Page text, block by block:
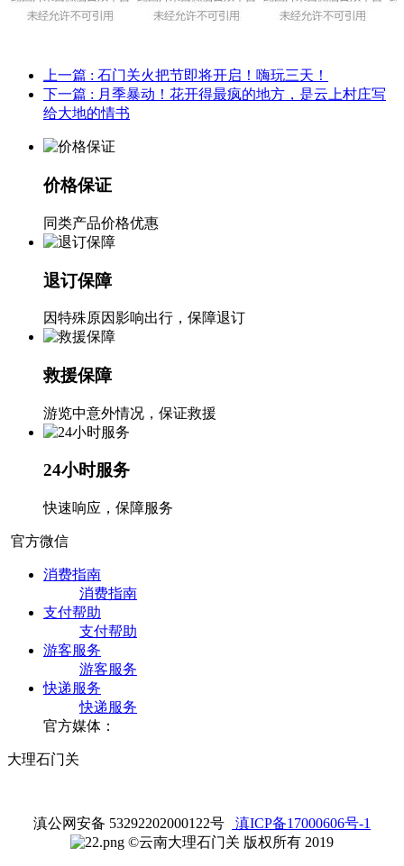
上一篇 : 石门关火把节即将开启！嗨玩三天！
下一篇 : 月季暴动！花开得最疯的地方，是云上村庄写
给大地的情书
价格保证
同类产品价格优惠
退订保障
因特殊原因影响出行，保障退订
救援保障
游览中意外情况，保证救援
24小时服务
快速响应，保障服务
官方微信
消费指南
消费指南
支付帮助
支付帮助
游客服务
游客服务
快递服务
快递服务
官方媒体：
大理石门关
滇公网安备 53292202000122号
滇ICP备17000606号-1
©云南大理石门关 版权所有 2019